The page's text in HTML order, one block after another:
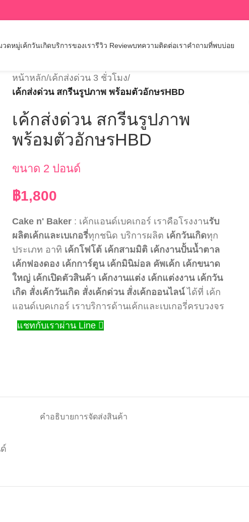
วดหมู่เค้กวันเกิดบริการของเรารีวิว Reviewบทความติดต่อเราคำถามที่พบบ่อย
หน้าหลัก/เค้กส่งด่วน 3 ชั่วโมง/
เค้กส่งด่วน สกรีนรูปภาพ พร้อมตัวอักษรHBD
เค้กส่งด่วน สกรีนรูปภาพ
พร้อมตัวอักษรHBD
ขนาด 2 ปอนด์
฿1,800
Cake n' Baker : เค้กแอนด์เบคเกอร์ เราคือโรงงานรับ
ผลิตเค้กและเบเกอรี่ทุกชนิด บริการผลิต เค้กวันเกิดทุก
ประเภท อาทิ เค้กโฟโต้ เค้กสามมิติ เค้กงานปั้นน้ำตาล
เค้กฟองดอง เค้กการ์ตูน เค้กมินิม่อล คัพเค้ก เค้กขนาด
ใหญ่ เค้กเปิดตัวสินค้า เค้กงานแต่ง เค้กแต่งงาน เค้กวัน
เกิด สั่งเค้กวันเกิด สั่งเค้กด่วน สั่งเค้กออนไลน์ได้ที่ เค้ก
แอนด์เบคเกอร์ เราบริการด้านเค้กและเบเกอรี่ครบวงจร
แชทกับเราผ่าน Line
คำอธิบายการจัดส่งสินค้า